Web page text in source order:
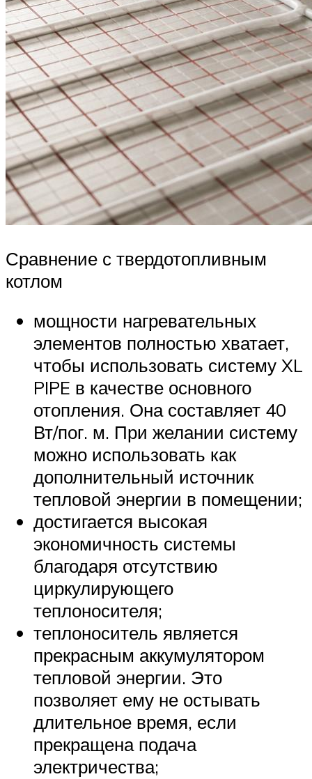
Сравнение с твердотопливным
котлом
мощности нагревательных
элементов полностью хватает,
чтобы использовать систему XL
PIPE в качестве основного
отопления. Она составляет 40
Вт/пог. м. При желании систему
можно использовать как
дополнительный источник
тепловой энергии в помещении;
достигается высокая
экономичность системы
благодаря отсутствию
циркулирующего
теплоносителя;
теплоноситель является
прекрасным аккумулятором
тепловой энергии. Это
позволяет ему не остывать
длительное время, если
прекращена подача
электричества;